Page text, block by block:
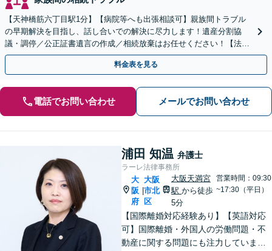
【天神橋筋六丁目駅1分】【病院等へも出張相談可】親族間トラブル
の早期解決を目指し、話し合いでの解決に尽力します！遺産分割協
議・調停／公正証書遺言の作成／相続放棄はお任せください！【法テ
ラス利用】【初回相談無料】【夜間・休日面談】
料金表を見る
電話でお問い合わせ メールでお問い合わせ
浦田 知温 弁護士
ラーレ法律事務所
大
阪
府
大阪
市北
区
大阪天満宮
駅 から徒歩
5分
営業時間：09:30
~17:30（平日）
【国際離婚対応経験あり】【英語対応
可】国際離婚・外国人の労働問題・不
動産に関する問題にも注力していま